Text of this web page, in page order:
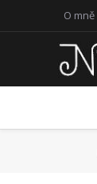
O mně